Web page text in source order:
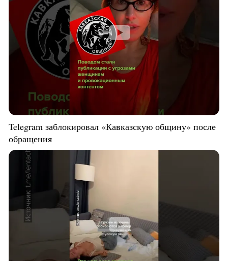
Telegram заблокировал «Кавказскую общину» после
обращения